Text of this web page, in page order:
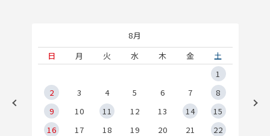
8月
日
月 火 水 木 金
土
1
2
3 4 5 6 7
8
9
10 11 12 13 14
15
16
17 18 19 20 21
22